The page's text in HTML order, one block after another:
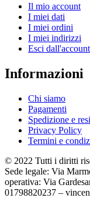
Il mio account
I miei dati
I miei ordini
I miei indirizzi
Esci dall'account
Informazioni
Chi siamo
Pagamenti
Spedizione e resi
Privacy Policy
Termini e
© 2022 Tutti i diritti
Sede legale: Via
operativa: Via
01798820237 –